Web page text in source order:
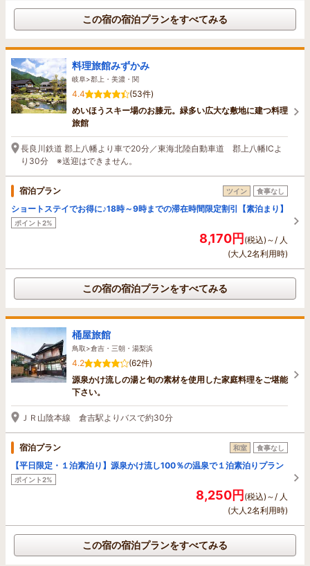
この宿の宿泊プランをすべてみる
料理旅館みずかみ
岐阜>郡上・美濃・関
4.4
(53件)
めいほうスキー場のお膝元。緑多い広大な敷地に建つ料理
旅館
長良川鉄道 郡上八幡より車で20分／東海北陸自動車道 郡上八幡ICよ
り30分 ※送迎はできません。
宿泊プラン ツイン 食事なし
ショートステイでお得に♪18時～9時までの滞在時間限定割引【素泊まり】
ポイント2%
8,170円(税込)～/ 人
(大人2名利用時)
この宿の宿泊プランをすべてみる
桶屋旅館
鳥取>倉吉・三朝・湯梨浜
4.2
(62件)
源泉かけ流しの湯と旬の素材を使用した家庭料理をご堪能
下さい。
ＪＲ山陰本線 倉吉駅よりバスで約30分
宿泊プラン 和室 食事なし
【平日限定・１泊素泊り】源泉かけ流し100％の温泉で１泊素泊りプラン
ポイント2%
8,250円(税込)～/ 人
(大人2名利用時)
この宿の宿泊プランをすべてみる